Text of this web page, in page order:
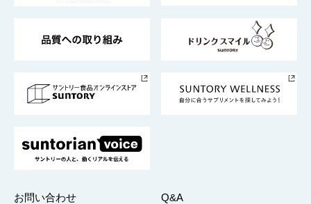
採用情報
お問い合わせ Q&A